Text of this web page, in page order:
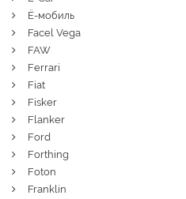
Ё-мобиль
Facel Vega
FAW
Ferrari
Fiat
Fisker
Flanker
Ford
Forthing
Foton
Franklin